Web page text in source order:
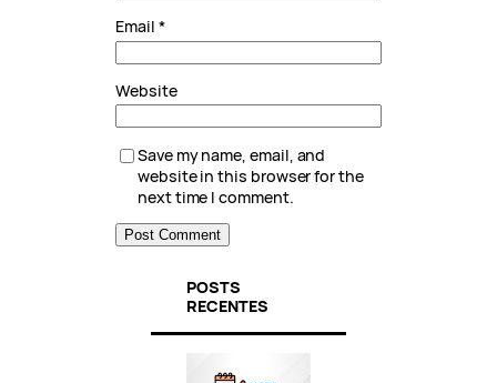
Email *
Website
Save my name, email, and
website in this browser for the
next time I comment.
POSTS
RECENTES